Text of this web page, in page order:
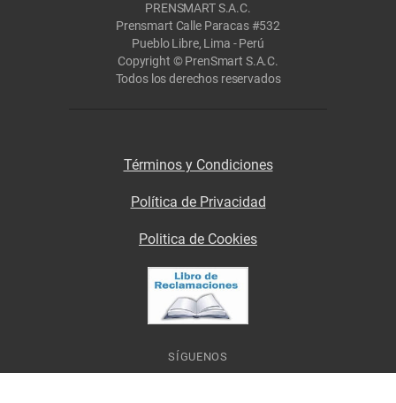
PRENSMART S.A.C.
Prensmart Calle Paracas #532
Pueblo Libre, Lima - Perú
Copyright © PrenSmart S.A.C.
Todos los derechos reservados
Términos y Condiciones
Política de Privacidad
Politica de Cookies
SÍGUENOS